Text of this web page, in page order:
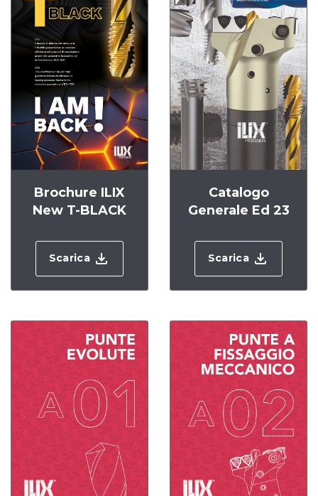
Brochure ILIX
New T-BLACK
Scarica
Catalogo
Generale Ed 23
Scarica